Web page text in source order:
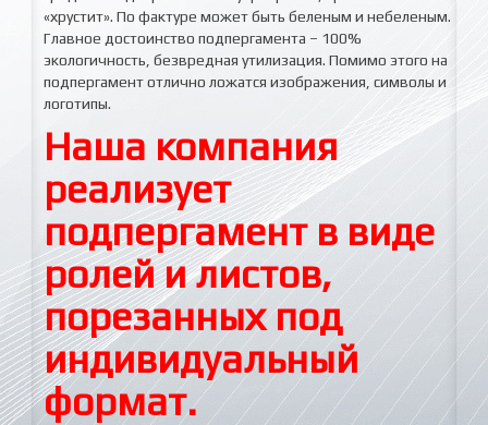
«хрустит». По фактуре может быть беленым и небеленым.
Главное достоинство подпергамента – 100%
экологичность, безвредная утилизация. Помимо этого на
подпергамент отлично ложатся изображения, символы и
логотипы.
Наша компания
реализует
подпергамент в виде
ролей и листов,
порезанных под
индивидуальный
формат.